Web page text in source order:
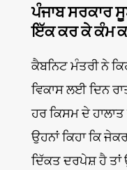
ਪੰਜਾਬ ਸਰਕਾਰ
ਇੱਕ ਕਰ ਕੇ ਕੰਮ
ਕੈਬਨਿਟ ਮੰਤਰੀ ਨੇ
ਵਿਕਾਸ ਲਈ ਦਿਨ
ਹਰ ਕਿਸਮ ਦੇ
ਉਹਨਾਂ ਕਿਹਾ ਕਿ
ਦਿੱਕਤ ਦਰਪੇਸ਼ ਹੈ ਤਾਂ